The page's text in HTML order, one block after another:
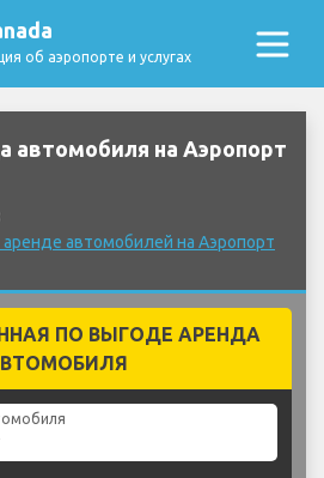
об аэропорте и услугах
автомобиля на Аэропорт
автомобилей на Аэропорт
ПО ВЫГОДЕ АРЕНДА